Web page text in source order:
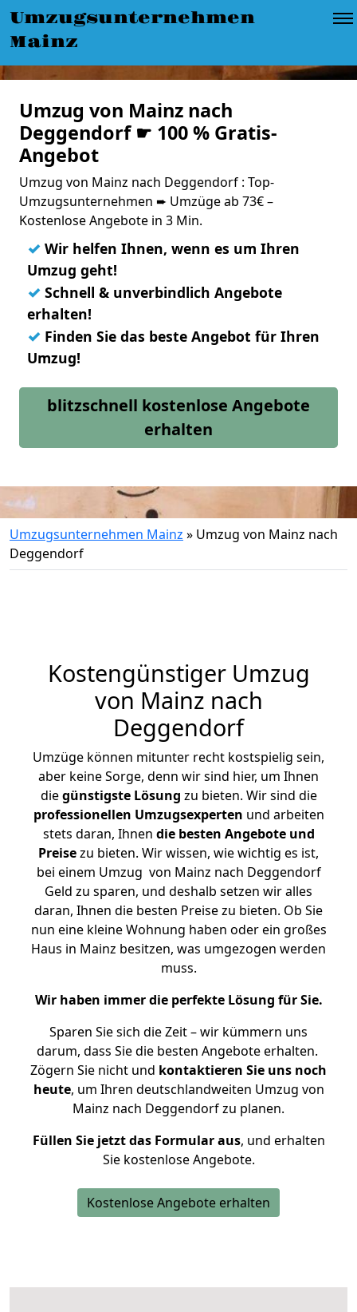
Umzugsunternehmen
Mainz
Umzug von Mainz nach
Deggendorf ☛ 100 % Gratis-
Angebot
Umzug von Mainz nach Deggendorf : Top-
Umzugsunternehmen ➨ Umzüge ab 73€ –
Kostenlose Angebote in 3 Min.
✓ Wir helfen Ihnen, wenn es um Ihren
Umzug geht!
✓ Schnell & unverbindlich Angebote
erhalten!
✓ Finden Sie das beste Angebot für Ihren
Umzug!
blitzschnell kostenlose Angebote
erhalten
Umzugsunternehmen Mainz » Umzug von Mainz nach
Deggendorf
Kostengünstiger Umzug
von Mainz nach
Deggendorf
Umzüge können mitunter recht kostspielig sein,
aber keine Sorge, denn wir sind hier, um Ihnen
diegünstigste Lösung zu bieten. Wir sind die
professionellen Umzugsexperten und arbeiten
stets daran, Ihnen die besten Angebote und
Preisezu bieten. Wir wissen, wie wichtig es ist,
bei einem Umzug von Mainz nach Deggendorf
Geld zu sparen, und deshalb setzen wir alles
daran, Ihnen die besten Preise zu bieten. Ob Sie
nun eine kleine Wohnung haben oder ein großes
Haus in Mainz besitzen, was umgezogen werden
muss.
Wir haben immer die perfekte Lösung für Sie.
Sparen Sie sich die Zeit – wir kümmern uns
darum, dass Sie die besten Angebote erhalten.
Zögern Sie nicht und kontaktieren Sie uns noch
heute, um Ihren deutschlandweiten Umzug von
Mainz nach Deggendorf zu planen.
Füllen Sie jetzt das Formular aus, und erhalten
Sie kostenlose Angebote.
Kostenlose Angebote erhalten